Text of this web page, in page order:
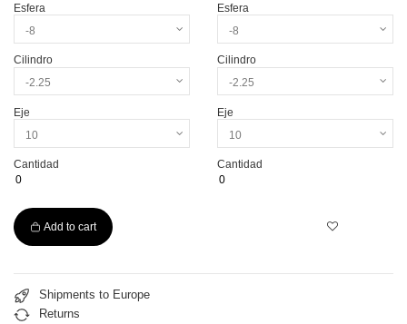
Esfera
Cilindro
Eje
Cantidad
Esfera
Cilindro
Eje
Cantidad
Add to cart
Shipments to Europe
Returns